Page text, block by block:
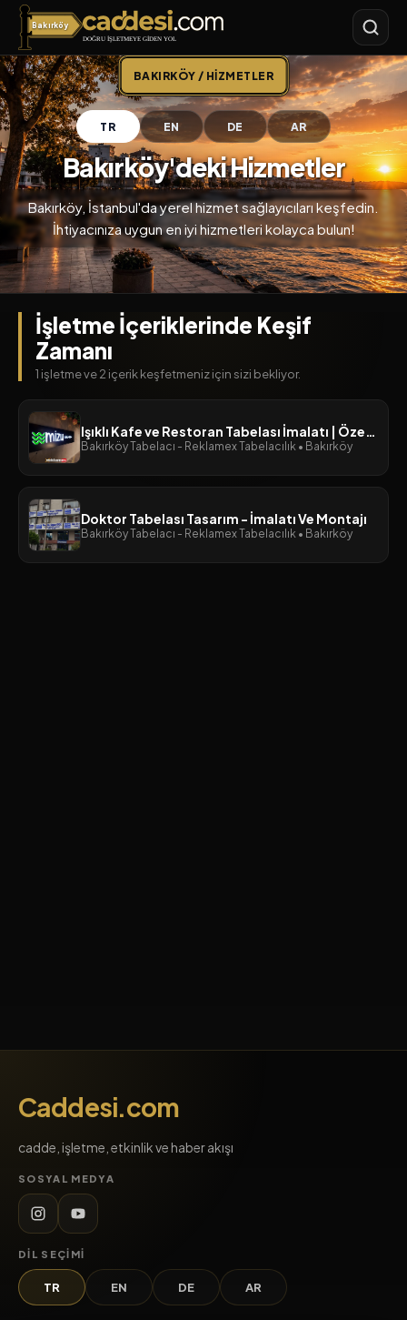
Bakırköy
Caddesi.com
BAKIRKÖY / HIZMETLER
TR EN DE AR
Bakırköy'deki Hizmetler
Bakırköy, İstanbul'da yerel hizmet sağlayıcıları keşfedin.
İhtiyacınıza uygun en iyi hizmetleri kolayca bulun!
İşletme İçeriklerinde Keşif
Zamanı
1 işletme ve 2 içerik keşfetmeniz için sizi bekliyor.
Bakırköy Tabelacı - Reklamex Tabelacılık • Bakırköy
Doktor Tabelası Tasarım - İmalatı Ve Montajı
Bakırköy Tabelacı - Reklamex Tabelacılık • Bakırköy
Caddesi.com
cadde, işletme, etkinlik ve haber akışı
SOSYAL MEDYA
DIL SEÇIMI
TR EN DE AR